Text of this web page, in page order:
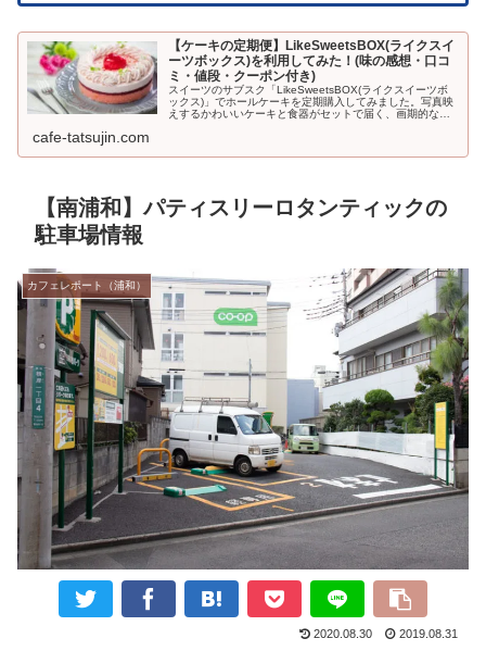
【ケーキの定期便】LikeSweetsBOX(ライクスイ
ーツボックス)を利用してみた！(味の感想・口コ
ミ・値段・クーポン付き)
スイーツのサブスク「LikeSweetsBOX(ライクスイーツボ
ックス)」でホールケーキを定期購入してみました。写真映
えするかわいいケーキと食器がセットで届く、画期的なサ
cafe-tatsujin.com
【南浦和】パティスリーロタンティックの
駐車場情報
カフェレポート（浦和）
2020.08.30 2019.08.31